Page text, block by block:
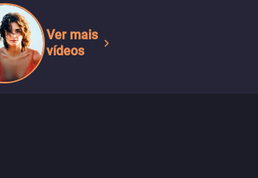
Ver mais
vídeos